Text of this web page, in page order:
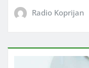
Radio Koprijan